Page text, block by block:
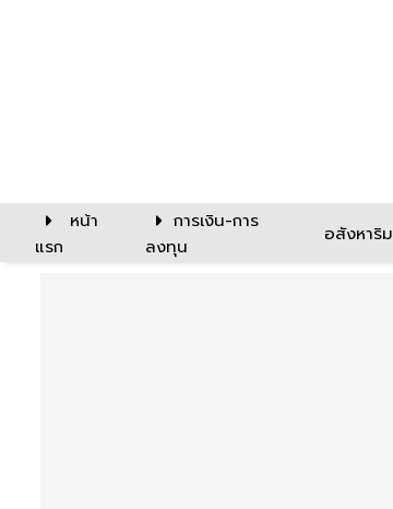
หน้า
แรก
การเงิน-การ
ลงทุน
อสังหาริ